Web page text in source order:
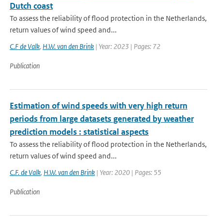
Dutch coast
To assess the reliability of flood protection in the Netherlands,
return values of wind speed and...
C.F de Valk, H.W. van den Brink | Year: 2023 | Pages: 72
Publication
Estimation of wind speeds with very high return
periods from large datasets generated by weather
prediction models : statistical aspects
To assess the reliability of flood protection in the Netherlands,
return values of wind speed and...
C.F. de Valk, H.W. van den Brink | Year: 2020 | Pages: 55
Publication